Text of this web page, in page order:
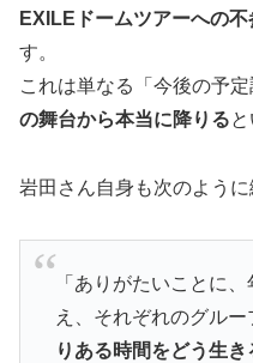
EXILEドームツアーへの不
す。
これは単なる「今後の予定
の舞台から本当に降りる
岩田さん自身も次のように
「ありがたいことに
え、それぞれのグルー
りある時間をどう生き